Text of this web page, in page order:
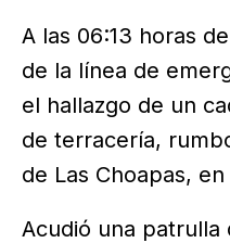
A las 06:13 horas
de la línea de
el hallazgo de un
de terracería,
de Las Choapas,
Acudió una patrulla